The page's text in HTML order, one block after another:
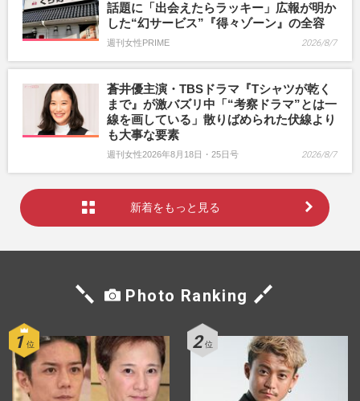
話題に「出会えたらラッキー」広報が明か
した“幻サービス”『得々ゾーン』の全容
週刊女性PRIME 2026/8/7
蒼井優主演・TBSドラマ『Tシャツが乾く
まで』が激バズリ中「“考察ドラマ”とは一
線を画している」散りばめられた伏線より
も大事な要素
週刊女性2026年8月18日・25日号 2026/8/7
新着をもっと見る
Photo Ranking